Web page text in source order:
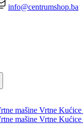
info@centrumshop.ba
mašine Vrtne Kućice
mašine Vrtne Kućice